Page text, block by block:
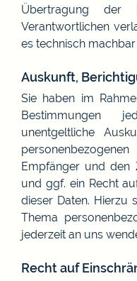
Übertragung der
Verantwortlichen
es technisch machbar
Auskunft,
Sie haben im
Bestimmungen
unentgeltliche
Empfänger und den
und ggf. ein Recht
dieser Daten. Hierzu
Thema
jederzeit an uns
Recht auf